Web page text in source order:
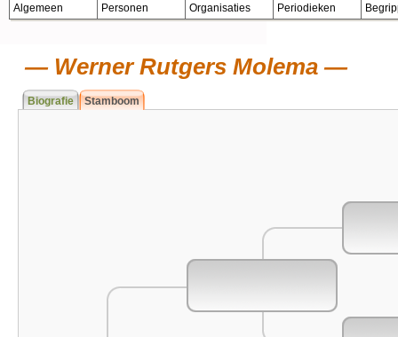
Algemeen Personen Organisaties Periodieken
Werner Rutgers Molema
Biografie Stamboom